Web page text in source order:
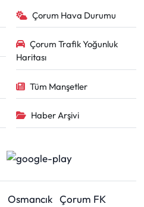
Çorum Hava Durumu
Çorum Trafik Yoğunluk
Haritası
Tüm Manşetler
Haber Arşivi
Osmancık Çorum FK